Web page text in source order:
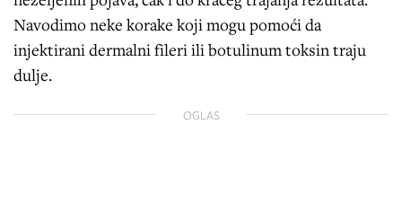
Navodimo neke korake koji mogu pomoći da
injektirani dermalni fileri ili botulinum toksin traju
dulje.
OGLAS